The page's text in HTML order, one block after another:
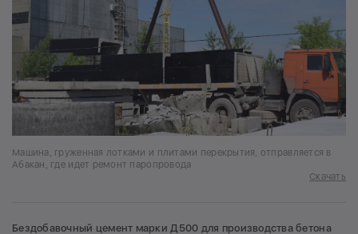
Машина, груженная лотками и плитами перекрытия, отправляется в
Абакан, где идет ремонт паропровода
Скачать
Бездобавочный цемент марки Д500 для производства бетона